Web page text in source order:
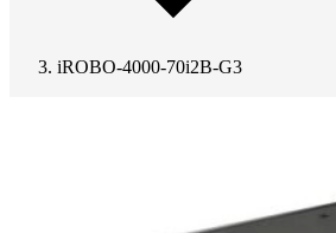
iROBO-4000-70i2B-G3